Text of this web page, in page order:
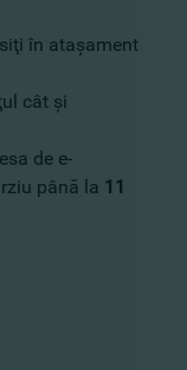
în ataşament
cât şi
de e-
până la 11